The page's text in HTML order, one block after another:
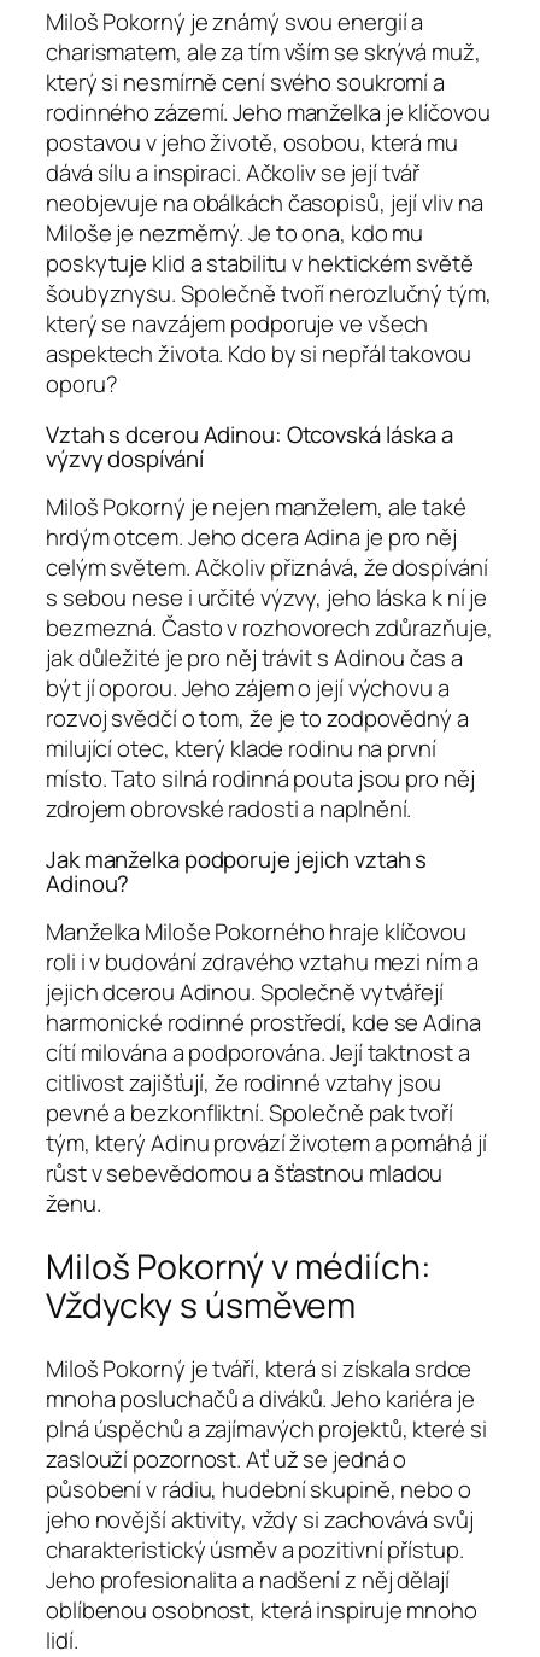
Miloš Pokorný je známý svou energií a
charismatem, ale za tím vším se skrývá muž,
který si nesmírně cení svého soukromí a
rodinného zázemí. Jeho manželka je klíčovou
postavou v jeho životě, osobou, která mu
dává sílu a inspiraci. Ačkoliv se její tvář
neobjevuje na obálkách časopisů, její vliv na
Miloše je nezměrný. Je to ona, kdo mu
poskytuje klid a stabilitu v hektickém světě
šoubyznysu. Společně tvoří nerozlučný tým,
který se navzájem podporuje ve všech
aspektech života. Kdo by si nepřál takovou
oporu?
Vztah s dcerou Adinou: Otcovská láska a
výzvy dospívání
Miloš Pokorný je nejen manželem, ale také
hrdým otcem. Jeho dcera Adina je pro něj
celým světem. Ačkoliv přiznává, že dospívání
s sebou nese i určité výzvy, jeho láska k ní je
bezmezná. Často v rozhovorech zdůrazňuje,
jak důležité je pro něj trávit s Adinou čas a
být jí oporou. Jeho zájem o její výchovu a
rozvoj svědčí o tom, že je to zodpovědný a
milující otec, který klade rodinu na první
místo. Tato silná rodinná pouta jsou pro něj
zdrojem obrovské radosti a naplnění.
Jak manželka podporuje jejich vztah s
Adinou?
Manželka Miloše Pokorného hraje klíčovou
roli i v budování zdravého vztahu mezi ním a
jejich dcerou Adinou. Společně vytvářejí
harmonické rodinné prostředí, kde se Adina
cítí milována a podporována. Její taktnost a
citlivost zajišťují, že rodinné vztahy jsou
pevné a bezkonfliktní. Společně pak tvoří
tým, který Adinu provází životem a pomáhá jí
růst v sebevědomou a šťastnou mladou
ženu.
Miloš Pokorný v médiích:
Vždycky s úsměvem
Miloš Pokorný je tváří, která si získala srdce
mnoha posluchačů a diváků. Jeho kariéra je
plná úspěchů a zajímavých projektů, které si
zaslouží pozornost. Ať už se jedná o
působení v rádiu, hudební skupině, nebo o
jeho novější aktivity, vždy si zachovává svůj
charakteristický úsměv a pozitivní přístup.
Jeho profesionalita a nadšení z něj dělají
oblíbenou osobnost, která inspiruje mnoho
lidí.